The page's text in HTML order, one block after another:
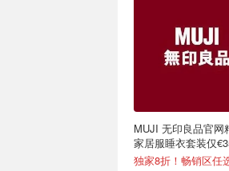
MUJI 无印良品官网
家居服睡衣套装仅
可选
独家8折！畅销区任